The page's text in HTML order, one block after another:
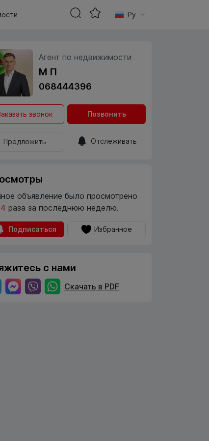
Агент по недвижимости
М П
068444396
звонок Позвонить
Предложить Отслеживать
объявление было просмотрено
раза за последнюю неделю.
Подписаться Избранное
с нами
Скачать в PDF
Ру